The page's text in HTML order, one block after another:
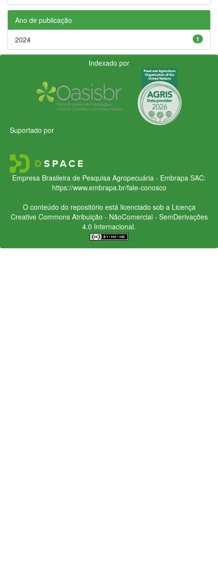
Ano de publicação
1
2024
Indexado por
Suportado por
Empresa Brasileira de Pesquisa Agropecuária - Embrapa SAC:
https://www.embrapa.br/fale-conosco
O conteúdo do repositório está licenciado sob a Licença
Creative CommonsAtribuição - NãoComercial - SemDerivações
4.0 Internacional.